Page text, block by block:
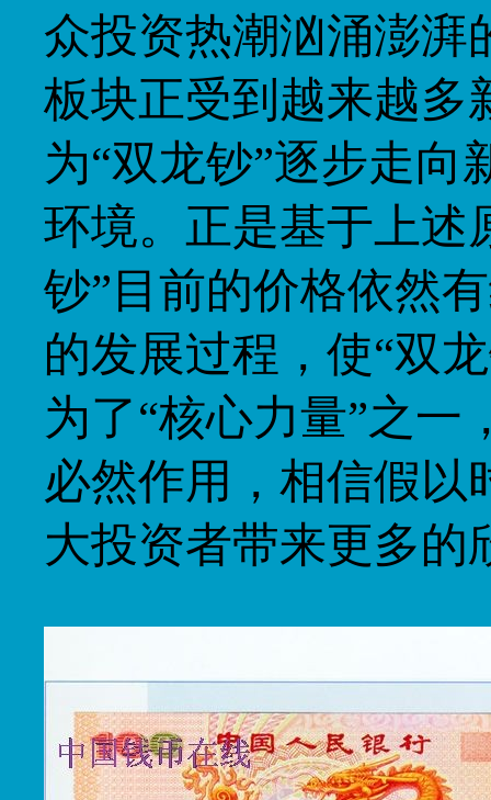
众投资热潮汹涌澎湃
板块正受到越来越多
为“双龙钞”逐步走向
环境。正是基于上述
钞”目前的价格依然
的发展过程，使“双
为了“核心力量”之一
必然作用，相信假以
大投资者带来更多的